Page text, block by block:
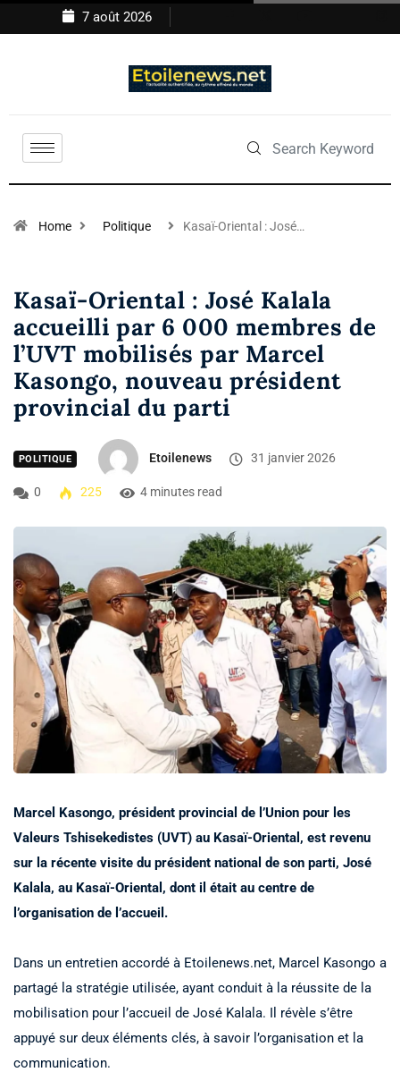
7 août 2026
Home Politique Kasaï-Oriental : José…
Kasaï-Oriental : José Kalala
accueilli par 6 000 membres de
l’UVT mobilisés par Marcel
Kasongo, nouveau président
provincial du parti
POLITIQUE Etoilenews 31 janvier 2026
0 225 4 minutes read
Marcel Kasongo, président provincial de l’Union pour les
Valeurs Tshisekedistes (UVT) au Kasaï-Oriental, est revenu
sur la récente visite du président national de son parti, José
Kalala, au Kasaï-Oriental, dont il était au centre de
l’organisation de l’accueil.
Dans un entretien accordé à Etoilenews.net, Marcel Kasongo a
partagé la stratégie utilisée, ayant conduit à la réussite de la
mobilisation pour l’accueil de José Kalala. Il révèle s’être
appuyé sur deux éléments clés, à savoir l’organisation et la
communication.